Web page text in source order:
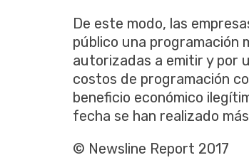
De este modo, las
público una programación
autorizadas a emitir y por
costos de programación
beneficio económico
fecha se han realizado
© Newsline Report 2017